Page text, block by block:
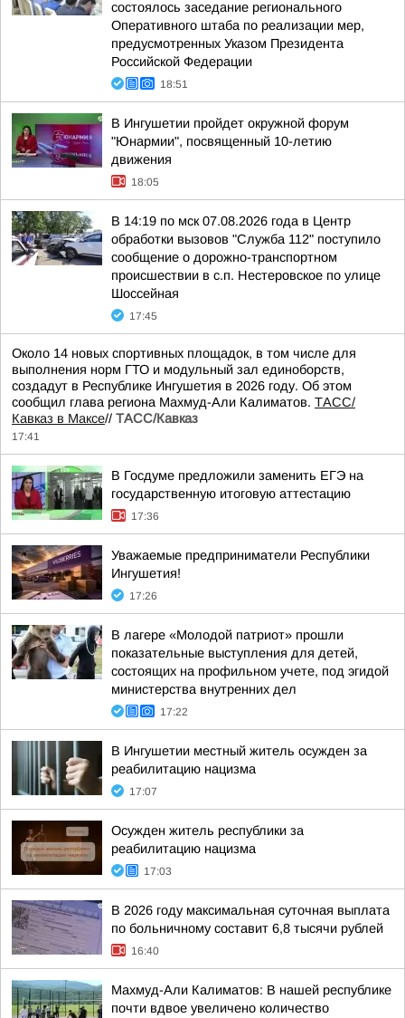
состоялось заседание регионального
Оперативного штаба по реализации мер,
предусмотренных Указом Президента
Российской Федерации
18:51
В Ингушетии пройдет окружной форум
"Юнармии", посвященный 10-летию
движения
18:05
В 14:19 по мск 07.08.2026 года в Центр
обработки вызовов "Служба 112" поступило
сообщение о дорожно-транспортном
происшествии в с.п. Нестеровское по улице
Шоссейная
17:45
Около 14 новых спортивных площадок, в том числе для
выполнения норм ГТО и модульный зал единоборств,
создадут в Республике Ингушетия в 2026 году. Об этом
сообщил глава региона Махмуд-Али Калиматов. ТАСС/
Кавказ в Максе// ТАСС/Кавказ
17:41
В Госдуме предложили заменить ЕГЭ на
государственную итоговую аттестацию
17:36
Уважаемые предприниматели Республики
Ингушетия!
17:26
В лагере «Молодой патриот» прошли
показательные выступления для детей,
состоящих на профильном учете, под эгидой
министерства внутренних дел
17:22
В Ингушетии местный житель осужден за
реабилитацию нацизма
17:07
Осужден житель республики за
реабилитацию нацизма
17:03
В 2026 году максимальная суточная выплата
по больничному составит 6,8 тысячи рублей
16:40
Махмуд-Али Калиматов: В нашей республике
почти вдвое увеличено количество